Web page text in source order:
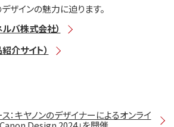
ザインの魅力に迫ります。
バ株式会社）
介サイト）
：キヤノンのデザイナーによるオンライ